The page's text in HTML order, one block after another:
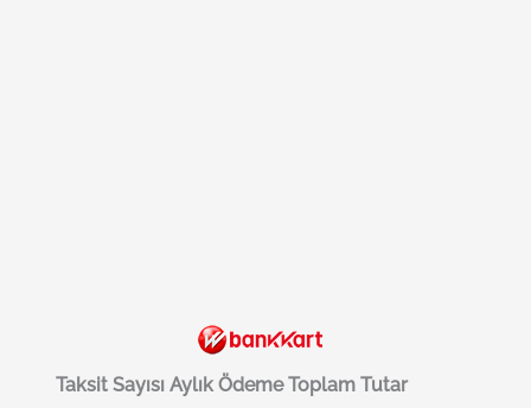
Taksit Sayısı Aylık Ödeme Toplam Tutar